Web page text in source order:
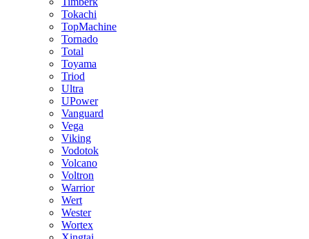
Tokachi
TopMachine
Tornado
Total
Toyama
Triod
Ultra
UPower
Vanguard
Vega
Viking
Vodotok
Volcano
Voltron
Warrior
Wert
Wester
Wortex